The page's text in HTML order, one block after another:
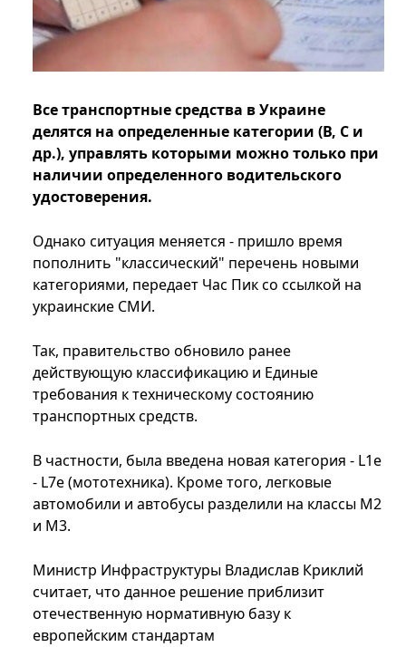
Все транспортные средства в Украине
делятся на определенные категории (В, С и
др.), управлять которыми можно только при
наличии определенного водительского
удостоверения.
Однако ситуация меняется - пришло время
пополнить "классический" перечень новыми
категориями, передает Час Пик со ссылкой на
украинские СМИ.
Так, правительство обновило ранее
действующую классификацию и Единые
требования к техническому состоянию
транспортных средств.
В частности, была введена новая категория - L1е
- L7е (мототехника). Кроме того, легковые
автомобили и автобусы разделили на классы М2
и М3.
Министр Инфраструктуры Владислав Криклий
считает, что данное решение приблизит
отечественную нормативную базу к
европейским стандартам